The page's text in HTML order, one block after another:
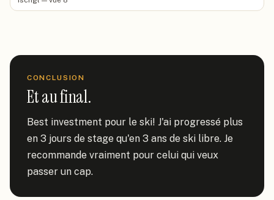
CONCLUSION
Et au final.
Best investment pour le ski! J'ai progressé plus
en 3 jours de stage qu'en 3 ans de ski libre. Je
recommande vraiment pour celui qui veux
passer un cap.